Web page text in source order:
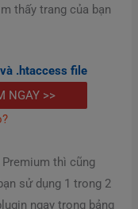
thấy trang của bạn
.htaccess file
NGAY >>
thì cũng
sử dụng 1 trong 2
ngay trong bảng